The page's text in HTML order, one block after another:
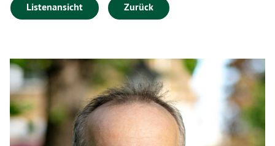
Listenansicht Zurück